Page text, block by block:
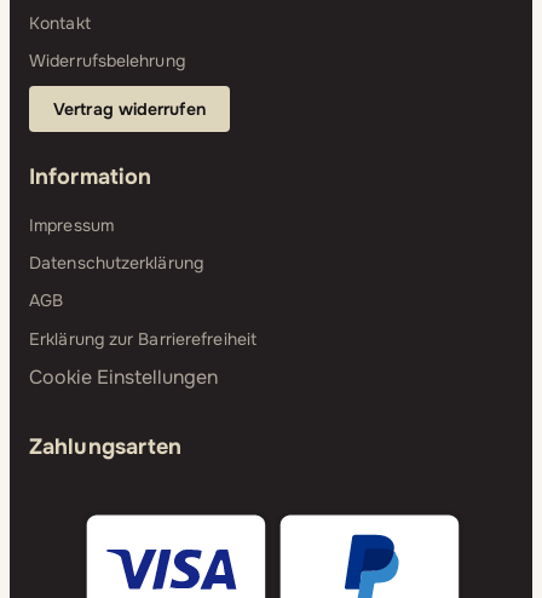
Kontakt
Widerrufsbelehrung
Vertrag widerrufen
Information
Impressum
Datenschutzerklärung
AGB
Erklärung zur Barrierefreiheit
Cookie Einstellungen
Zahlungsarten